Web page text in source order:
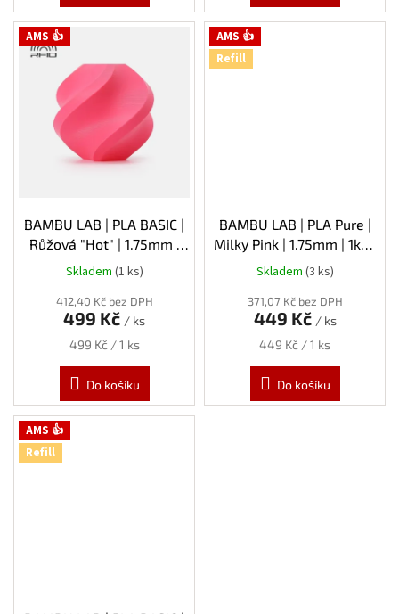
AMS 👍
BAMBU LAB | PLA BASIC |
Růžová "Hot" | 1.75mm |
1kg | Spool
Skladem (1 ks)
412,40 Kč bez DPH
499 Kč / ks
Měrná
499 Kč / 1 ks
Do košíku
AMS 👍
Refill
BAMBU LAB | PLA Pure |
Milky Pink | 1.75mm | 1kg |
Refill
Skladem (3 ks)
371,07 Kč bez DPH
449 Kč / ks
Měrná
449 Kč / 1 ks
Do košíku
AMS 👍
Refill